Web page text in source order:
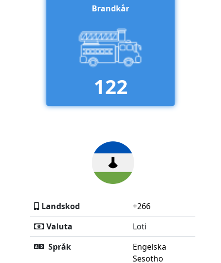
Brandkår
122
Landskod
+266
Valuta
Loti
Språk
Engelska
Sesotho